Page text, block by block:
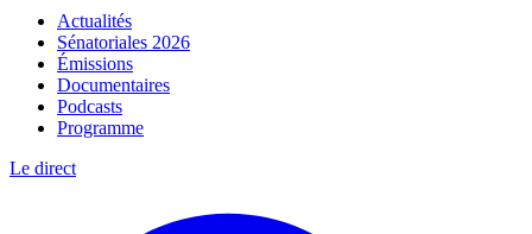
Actualités
Sénatoriales 2026
Émissions
Documentaires
Podcasts
Programme
Le direct